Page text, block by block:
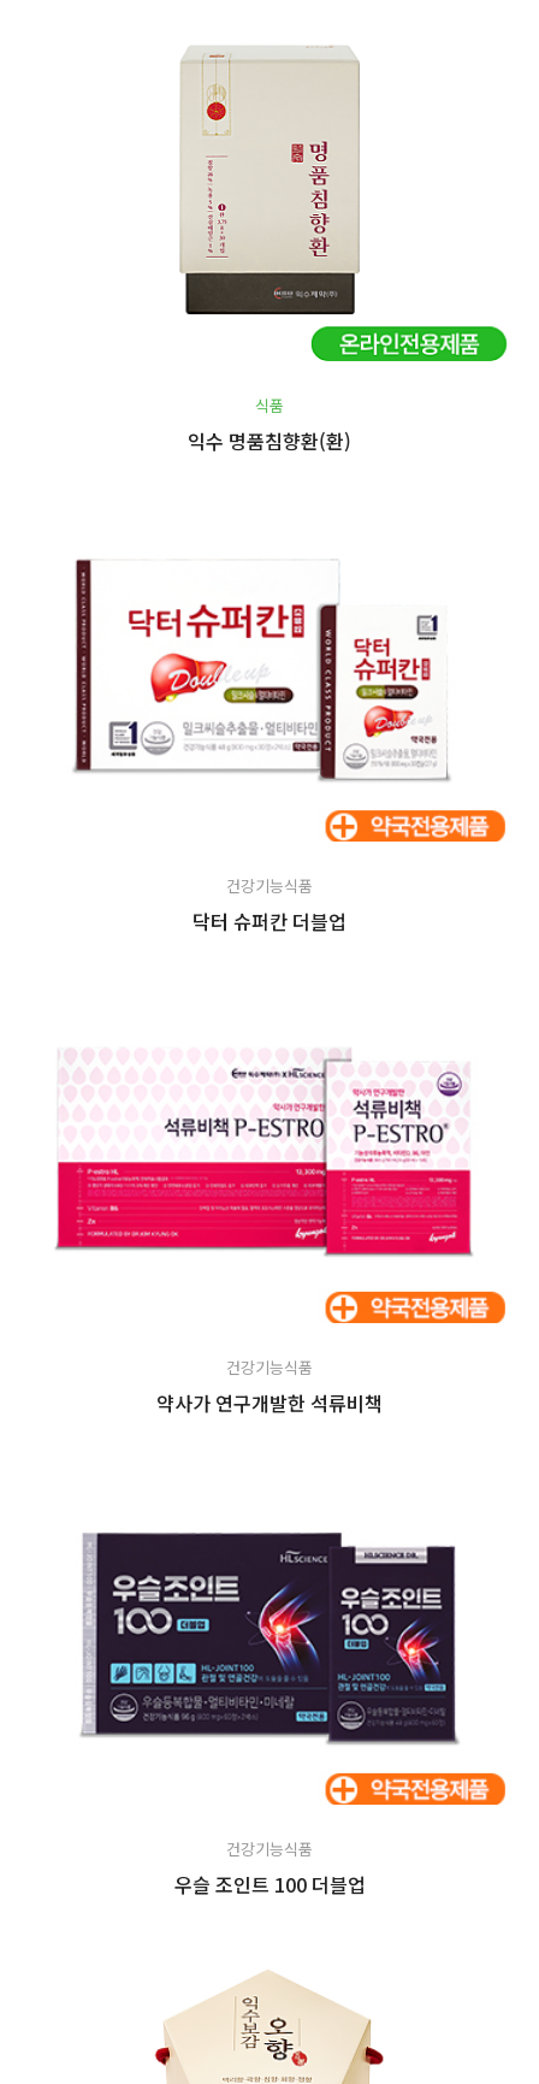
식품
익수 명품침향환(환)
건강기능식품
닥터 슈퍼칸 더블업
건강기능식품
약사가 연구개발한 석류비책
건강기능식품
우슬 조인트 100 더블업